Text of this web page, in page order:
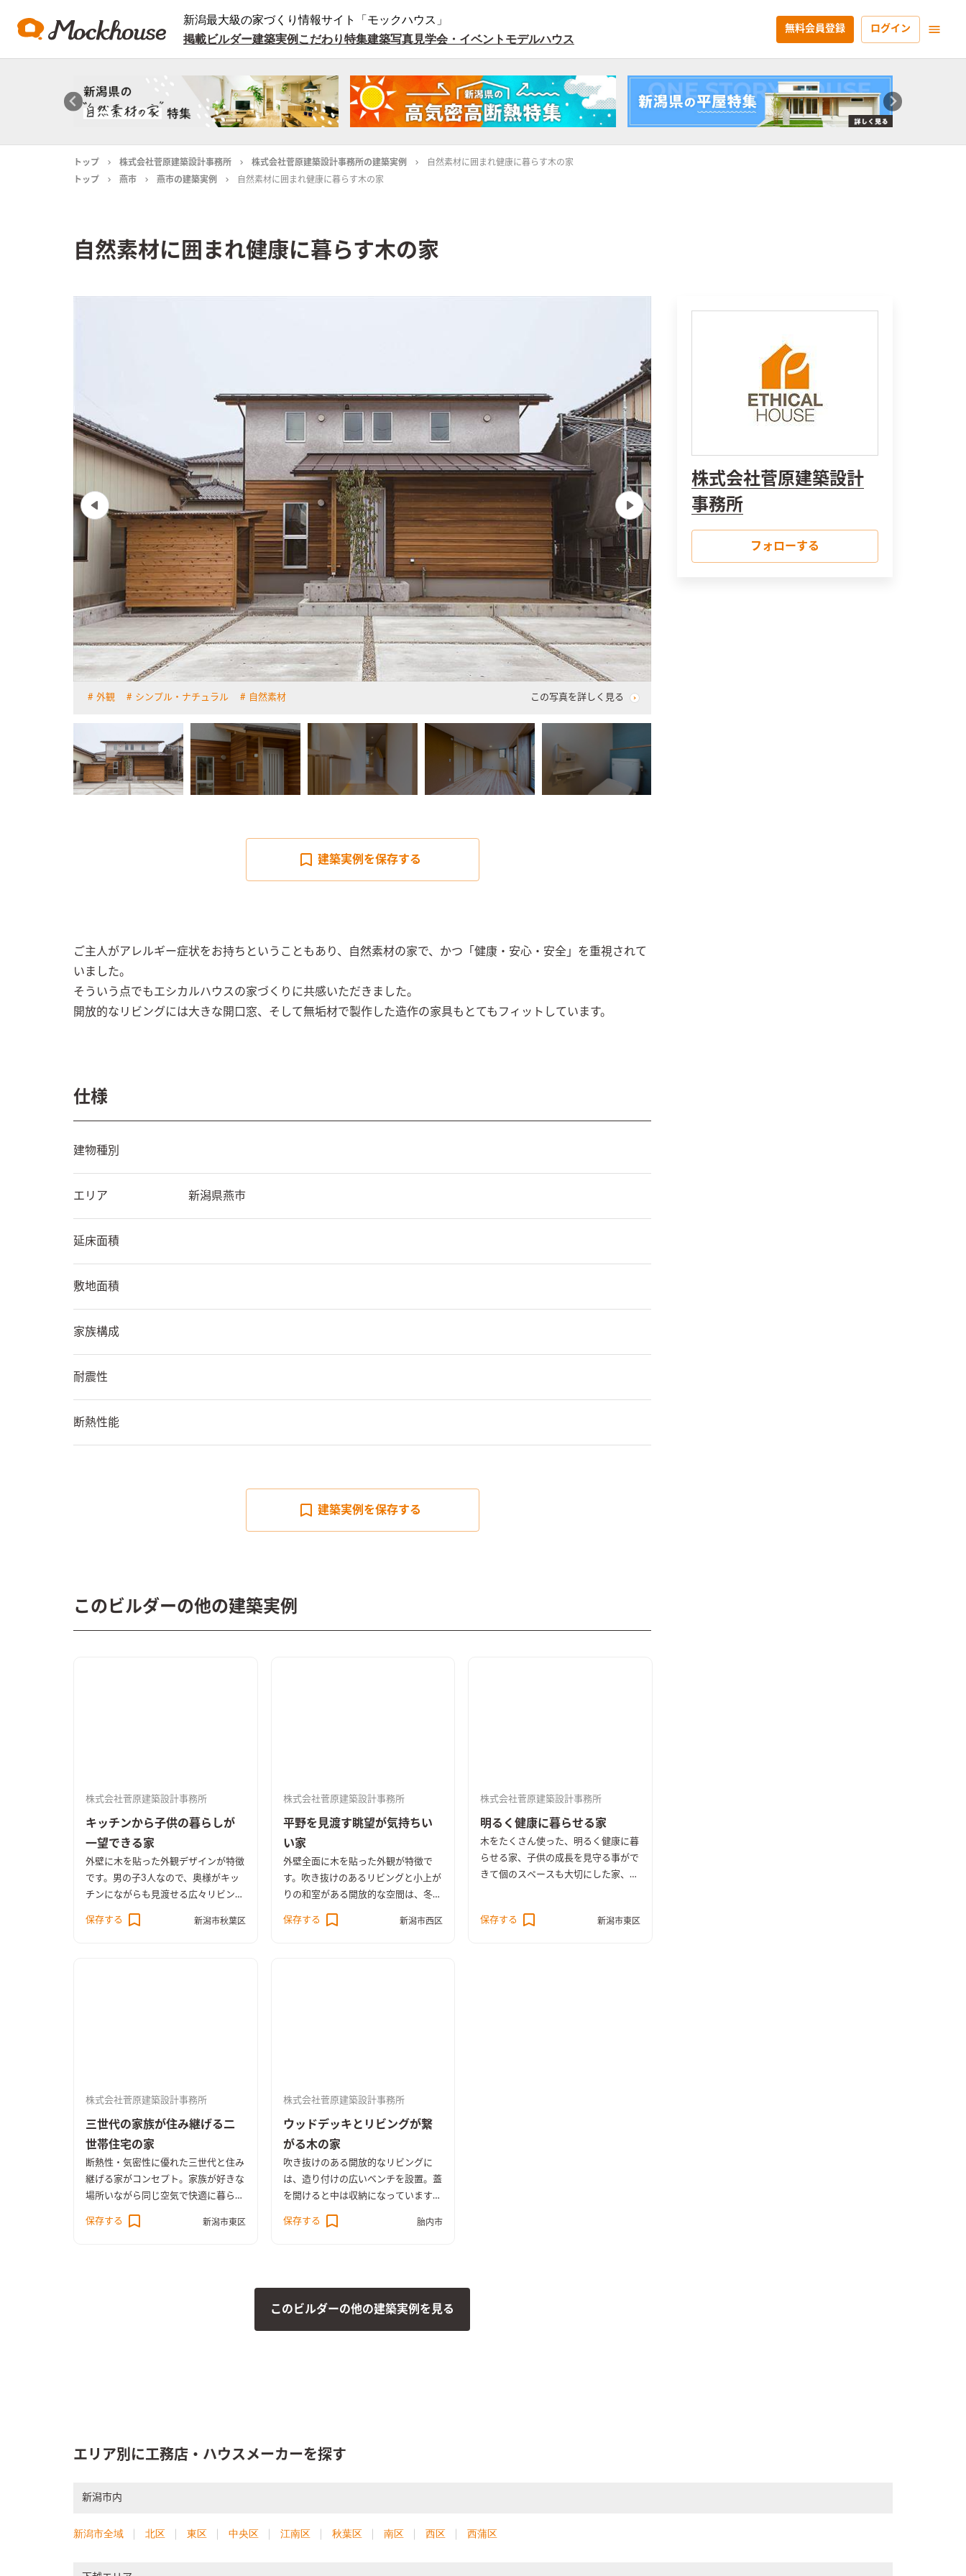
新潟最大級の家づくり情報サイト「モックハウス」
掲載ビルダー建築実例 こだわり特集建築写真見学会・イベント モデルハウス
無料会員登録 ログイン
トップ 株式会社菅原建築設計事務所 株式会社菅原建築設計事務所の建築実例
自然素材に囲まれ健康に暮らす木の家
トップ
燕市 燕市の建築実例 自然素材に囲まれ健康に暮らす木の家
自然素材に囲まれ健康に暮らす木の家
外観 シンプル・ナチュラル 自然素材 この写真を詳しく見る
建築実例を保存する
ご主人がアレルギー症状をお持ちということもあり、自然素材の家で、かつ「健康・安心・安全」を重視されて
いました。
そういう点でもエシカルハウスの家づくりに共感いただきました。
開放的なリビングには大きな開口窓、そして無垢材で製作した造作の家具もとてもフィットしています。
仕様
建物種別
エリア 新潟県燕市
延床面積
敷地面積
家族構成
耐震性
断熱性能
建築実例を保存する
このビルダーの他の建築実例
株式会社菅原建築設計事務所
キッチンから子供の暮らしが
一望できる家
外壁に木を貼った外観デザインが特徴
です。男の子3人なので、奥様がキッ
チンにながらも見渡せる広々リビング
がコンセプトでです。上り棒や雲梯な
どいたるところに楽しい遊び場もあり
保存する 新潟市秋葉区
株式会社菅原建築設計事務所
平野を見渡す眺望が気持ちい
い家
外壁全面に木を貼った外観が特徴で
す。吹き抜けのあるリビングと小上が
りの和室がある開放的な空間は、冬は
床下エアコンからの暖気が家全体に循
環する快適な家です。
保存する 新潟市西区
株式会社菅原建築設計事務所
明るく健康に暮らせる家
木をたくさん使った、明るく健康に暮
らせる家、子供の成長を見守る事がで
きて個のスペースも大切にした家、み
保存する
新潟市東区
株式会社菅原建築設計事務所
三世代の家族が住み継げる二
世帯住宅の家
断熱性・気密性に優れた三世代と住み
継げる家がコンセプト。家族が好きな
場所いながら同じ空気で快適に暮らせ
保存する
新潟市東区
株式会社菅原建築設計事務所
ウッドデッキとリビングが繋
がる木の家
吹き抜けのある開放的なリビングに
は、造り付けの広いベンチを設置。蓋
を開けると中は収納になっています。
から直接出入りでき、天気の良い日は
保存する 胎内市
このビルダーの他の建築実例を見る
株式会社菅原建築設計
事務所
フォローする
エリア別に工務店・ハウスメーカーを探す
新潟市内
新潟市全域 北区 東区 中央区 江南区 秋葉区 南区 西区 西蒲区